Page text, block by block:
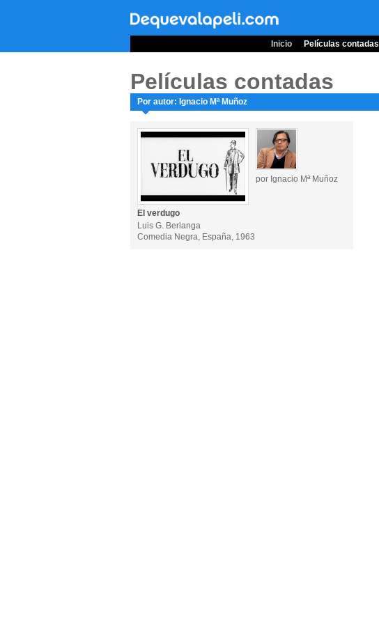
Inicio Películas contadas
Películas contadas
Por autor: Ignacio Mª Muñoz
por Ignacio Mª Muñoz
El verdugo
Luis G. Berlanga
Comedia Negra, España, 1963